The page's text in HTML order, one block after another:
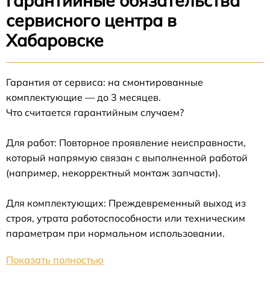
сервисного центра в
Хабаровске
Гарантия от сервиса: на смонтированные
комплектующие — до 3 месяцев.
Что считается гарантийным случаем?
Для работ: Повторное проявление неисправности,
который напрямую связан с выполненной работой
(например, некорректный монтаж запчасти).
Для комплектующих: Преждевременный выход из
строя, утрата работоспособности или техническим
параметрам при нормальном использовании.
Показать полностью